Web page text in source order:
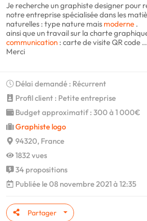
Je recherche un graphiste designer pour
notre entreprise spécialisée dans les
naturelles : type nature mais moderne .
ainsi que un travail sur la charte
communication : carte de visite QR code ...
Merci
Délai demandé : Récurrent
Profil client : Petite entreprise
Budget approximatif : 300 à 1 000€
Graphiste logo
94320, France
1832 vues
34 propositions
Publiée le 08 novembre 2021 à 12:35
Partager